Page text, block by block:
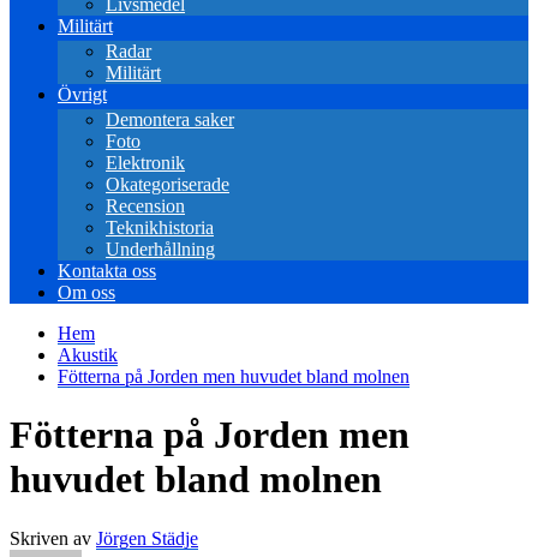
Livsmedel
Militärt
Radar
Militärt
Övrigt
Demontera saker
Foto
Elektronik
Okategoriserade
Recension
Teknikhistoria
Underhållning
Kontakta oss
Om oss
Hem
Akustik
Fötterna på Jorden men huvudet bland molnen
Fötterna på Jorden men
huvudet bland molnen
Skriven av Jörgen Städje